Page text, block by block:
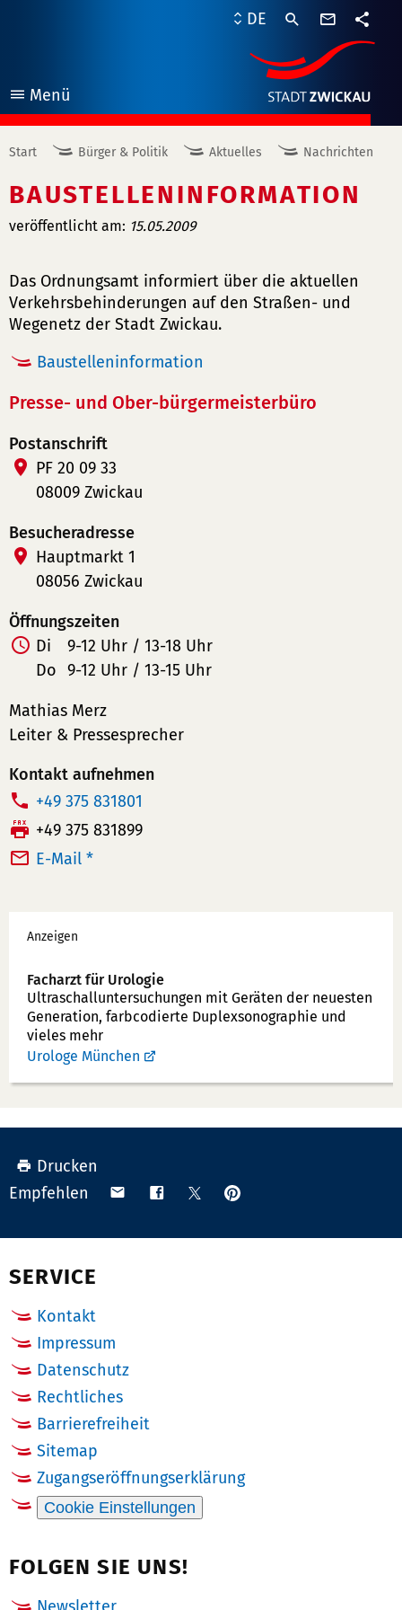
Menü
öffnen
DE
Start Bürger & Politik Aktuelles Nachrichten
BAUSTELLENINFORMATION
veröffentlicht am: 15.05.2009
Das Ordnungsamt informiert über die aktuellen
Verkehrsbehinderungen auf den Straßen- und
Wegenetz der Stadt Zwickau.
Baustelleninformation
Presse- und Ober-bürgermeisterbüro
Postanschrift
PF 20 09 33
08009 Zwickau
Besucheradresse
Hauptmarkt 1
08056 Zwickau
Öffnungszeiten
Di
9-12 Uhr / 13-18 Uhr
Do 9-12 Uhr / 13-15 Uhr
Mathias Merz
Leiter & Pressesprecher
Kontakt aufnehmen
T
e
l
n
u
m
m
e
r:
+49 375 831801
F
a
+49 375 831899
E-Mail *
Werbung
Anzeigen
Facharzt für Urologie
Ultraschallunter­suchungen mit Geräten der neuesten
Generation, farbcodierte Duplex­sonographie und
vieles mehr
Urologe München
Drucken
Empfehlen
Teilen Teilen TeilenAnpinnen
SERVICE
Kontakt
Impressum
Datenschutz
Rechtliches
Barrierefreiheit
Sitemap
Zugangseröffnungserklärung
Cookie Einstellungen
FOLGEN SIE UNS!